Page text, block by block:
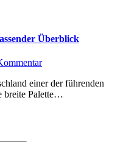
Überblick
breite Palette…